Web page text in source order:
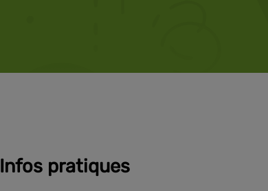
Infos pratiques